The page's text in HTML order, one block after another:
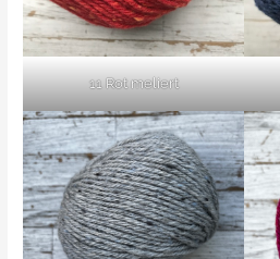
11 Rot meliert